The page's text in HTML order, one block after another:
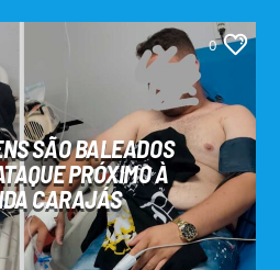
0
SÃO BALEADOS
PRÓXIMO À
CARAJÁS